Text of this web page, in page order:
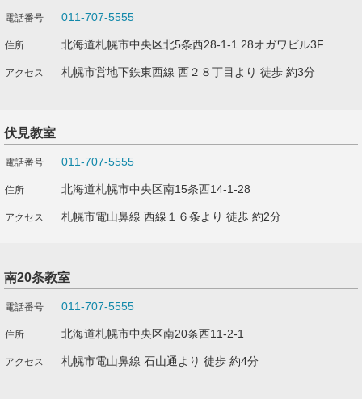
011-707-5555
北海道札幌市中央区北5条西28-1-1 28オガワビル3F
札幌市営地下鉄東西線 西２８丁目より 徒歩 約3分
伏見教室
011-707-5555
北海道札幌市中央区南15条西14-1-28
札幌市電山鼻線 西線１６条より 徒歩 約2分
南20条教室
011-707-5555
北海道札幌市中央区南20条西11-2-1
札幌市電山鼻線 石山通より 徒歩 約4分